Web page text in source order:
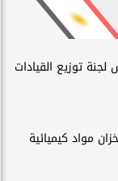
توزيع القيادات
مواد كيميائية